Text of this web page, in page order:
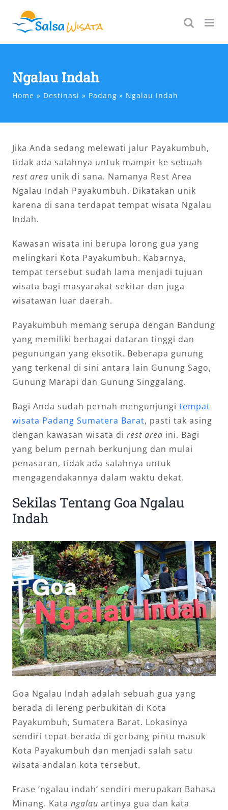
content
Ngalau Indah
Home Destinasi Padang Ngalau Indah
Jika Anda sedang melewati jalur Payakumbuh,
tidak ada salahnya untuk mampir ke sebuah
rest area unik di sana. Namanya Rest Area
Ngalau Indah Payakumbuh. Dikatakan unik
karena di sana terdapat tempat wisata Ngalau
Indah.
Kawasan wisata ini berupa lorong gua yang
melingkari Kota Payakumbuh. Kabarnya,
tempat tersebut sudah lama menjadi tujuan
wisata bagi masyarakat sekitar dan juga
wisatawan luar daerah.
Payakumbuh memang serupa dengan Bandung
yang memiliki berbagai dataran tinggi dan
pegunungan yang eksotik. Beberapa gunung
yang terkenal di sini antara lain Gunung Sago,
Gunung Marapi dan Gunung Singgalang.
Bagi Anda sudah pernah mengunjungi tempat
wisata Padang Sumatera Barat, pasti tak asing
dengan kawasan wisata di rest area ini. Bagi
yang belum pernah berkunjung dan mulai
penasaran, tidak ada salahnya untuk
mengagendakannya dalam waktu dekat.
Sekilas Tentang Goa Ngalau
Indah
Goa Ngalau Indah adalah sebuah gua yang
berada di lereng perbukitan di Kota
Payakumbuh, Sumatera Barat. Lokasinya
sendiri tepat berada di gerbang pintu masuk
Kota Payakumbuh dan menjadi salah satu
wisata andalan kota tersebut.
Frase ‘ngalau indah’ sendiri merupakan Bahasa
Minang. Kata ngalau artinya gua dan kata